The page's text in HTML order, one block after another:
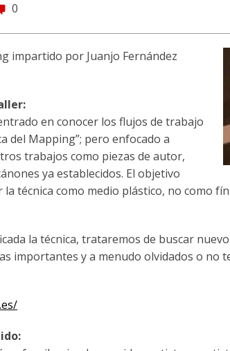
0
impartido por Juanjo Fernández
en conocer los flujos de trabajo
del Mapping”; pero enfocado a
trabajos como piezas de autor,
ya establecidos. El objetivo
la técnica como medio plástico, no como
la técnica, trataremos de buscar
importantes y a menudo olvidados o no